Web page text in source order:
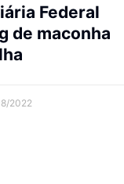
Federal
de maconha
2022